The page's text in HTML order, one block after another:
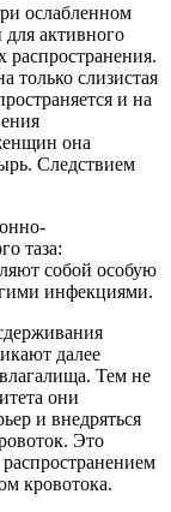
ослабленном
активного
только слизистая
и на
она
Следствием
таза:
собой особую
инфекциями.
далее
Тем не
они
и внедряться
Это
кровотока.